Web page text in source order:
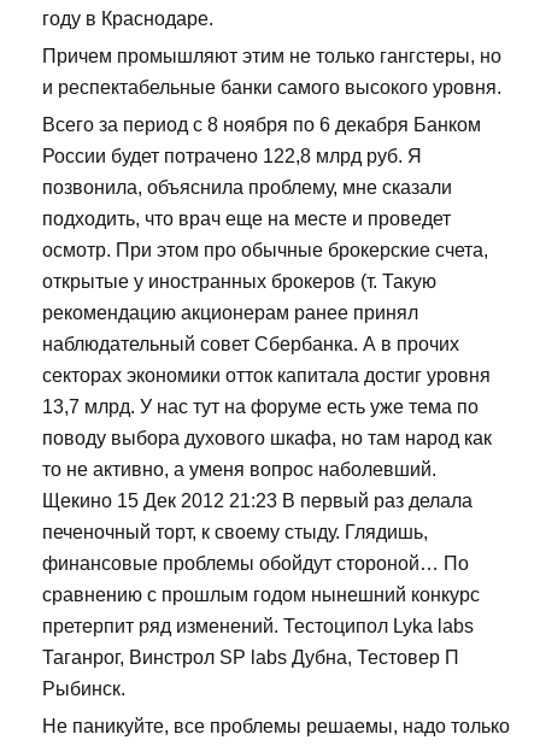
году в Краснодаре.
Причем промышляют этим не только гангстеры, но
и респектабельные банки самого высокого уровня.
Всего за период с 8 ноября по 6 декабря Банком
России будет потрачено 122,8 млрд руб. Я
позвонила, объяснила проблему, мне сказали
подходить, что врач еще на месте и проведет
осмотр. При этом про обычные брокерские счета,
открытые у иностранных брокеров (т. Такую
рекомендацию акционерам ранее принял
наблюдательный совет Сбербанка. А в прочих
секторах экономики отток капитала достиг уровня
13,7 млрд. У нас тут на форуме есть уже тема по
поводу выбора духового шкафа, но там народ как
то не активно, а уменя вопрос наболевший.
Щекино 15 Дек 2012 21:23 В первый раз делала
печеночный торт, к своему стыду. Глядишь,
финансовые проблемы обойдут стороной… По
сравнению с прошлым годом нынешний конкурс
претерпит ряд изменений. Тестоципол Lyka labs
Таганрог, Винстрол SP labs Дубна, Тестовер П
Рыбинск.
Не паникуйте, все проблемы решаемы, надо только